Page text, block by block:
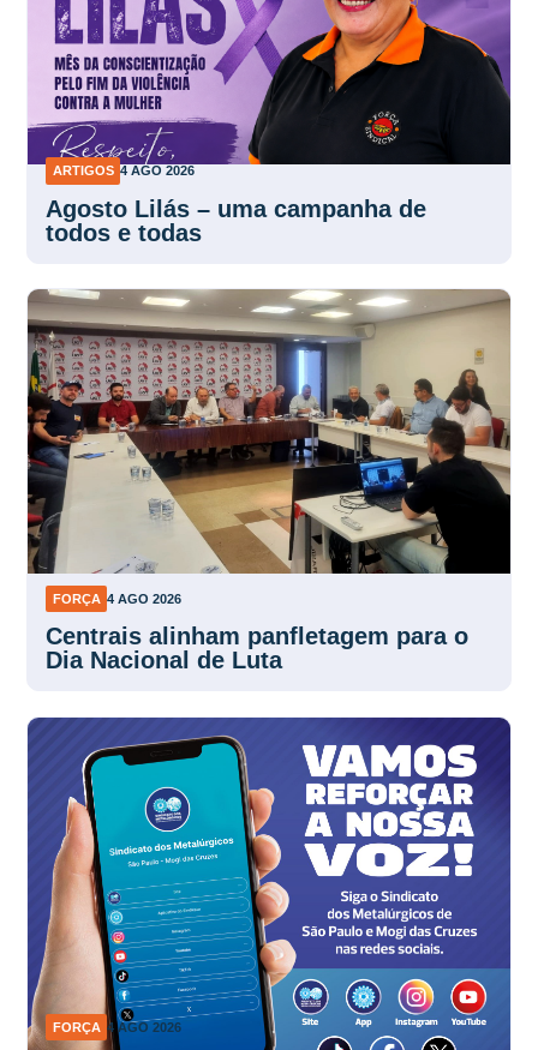
ARTIGOS 4 AGO 2026
Agosto Lilás – uma campanha de
todos e todas
FORÇA 4 AGO 2026
Centrais alinham panfletagem para o
Dia Nacional de Luta
FORÇA 4 AGO 2026